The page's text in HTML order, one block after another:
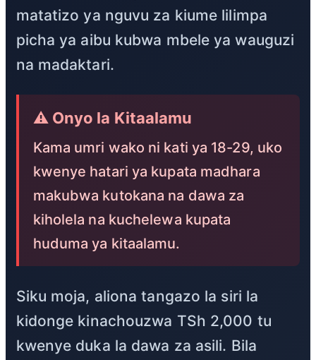
matatizo ya nguvu za kiume lilimpa
picha ya aibu kubwa mbele ya wauguzi
na madaktari.
⚠️ Onyo la Kitaalamu
Kama umri wako ni kati ya 18-29, uko
kwenye hatari ya kupata madhara
makubwa kutokana na dawa za
kiholela na kuchelewa kupata
huduma ya kitaalamu.
Siku moja, aliona tangazo la siri la
kidonge kinachouzwa TSh 2,000 tu
kwenye duka la dawa za asili. Bila